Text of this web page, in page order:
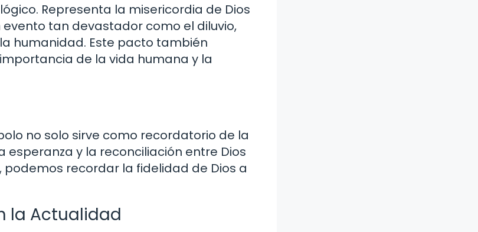
Representa la misericordia de Dios
tan devastador como el diluvio,
humanidad. Este pacto también
de la vida humana y la
no solo sirve como recordatorio de la
y la reconciliación entre Dios
recordar la fidelidad de Dios a
la Actualidad